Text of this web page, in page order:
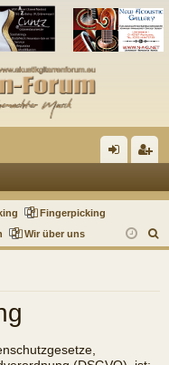
m ist
rie
Fingerpicking
Wir über uns
u